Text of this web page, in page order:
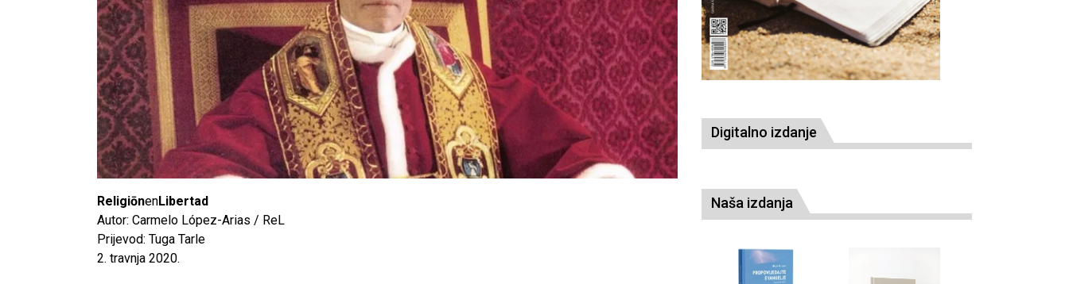
ReligiōnenLibertad
Autor: Carmelo López-Arias / ReL
Prijevod: Tuga Tarle
2. travnja 2020.
Digitalno izdanje
Naša izdanja